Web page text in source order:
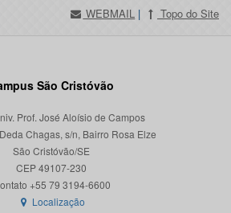
WEBMAIL | Topo do Site
São Cristóvão
Prof. José Aloísio de Campos
Chagas, s/n, Bairro Rosa Elze
São Cristóvão/SE
CEP 49107-230
Localização